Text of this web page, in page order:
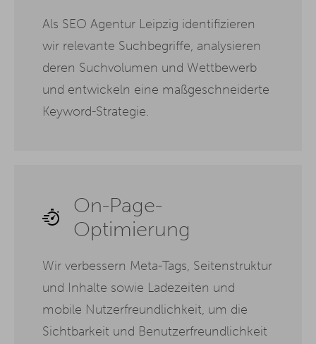
Als SEO Agentur Leipzig identifizieren
wir relevante Suchbegriffe, analysieren
deren Suchvolumen und Wettbewerb
und entwickeln eine maßgeschneiderte
Keyword-Strategie.
On-Page-
Optimierung
Wir verbessern Meta-Tags, Seitenstruktur
und Inhalte sowie Ladezeiten und
mobile Nutzerfreundlichkeit, um die
Sichtbarkeit und Benutzerfreundlichkeit